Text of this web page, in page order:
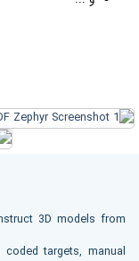
3D models from
targets, manual